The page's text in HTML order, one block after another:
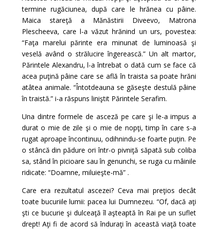
termine rugăciunea, după care le hrănea cu pâine.
Maica stareţă a Mănăstirii Diveevo, Matrona
Plescheeva, care l-a văzut hrănind un urs, povestea:
“Faţa marelui părinte era minunat de luminoasă şi
veselă având o strălucire îngerească.” Un alt martor,
Părintele Alexandru, l-a întrebat o dată cum se face că
acea puţină pâine care se află în traista sa poate hrăni
atâtea animale. “Întotdeauna se găseşte destulă pâine
în traistă.” i-a răspuns liniştit Părintele Serafim.
Una dintre formele de asceză pe care şi le-a impus a
durat o mie de zile şi o mie de nopţi, timp în care s-a
rugat aproape încontinuu, odihnindu-se foarte puţin. Pe
o stâncă din pădure ori într-o pivniţă săpată sub coliba
sa, stând în picioare sau în genunchi, se ruga cu mâinile
ridicate: “Doamne, miluieşte-mă” .
Care era rezultatul ascezei? Ceva mai preţios decât
toate bucuriile lumii: pacea lui Dumnezeu. “Of, dacă aţi
şti ce bucurie şi dulceaţă îl aşteaptă în Rai pe un suflet
drept! Aţi fi de acord să înduraţi în această viaţă toate